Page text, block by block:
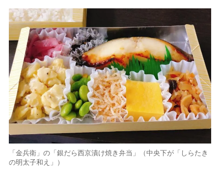
「金兵衛」の「銀だら西京漬け焼き弁当」（中央下が「しらたき
の明太子和え」）